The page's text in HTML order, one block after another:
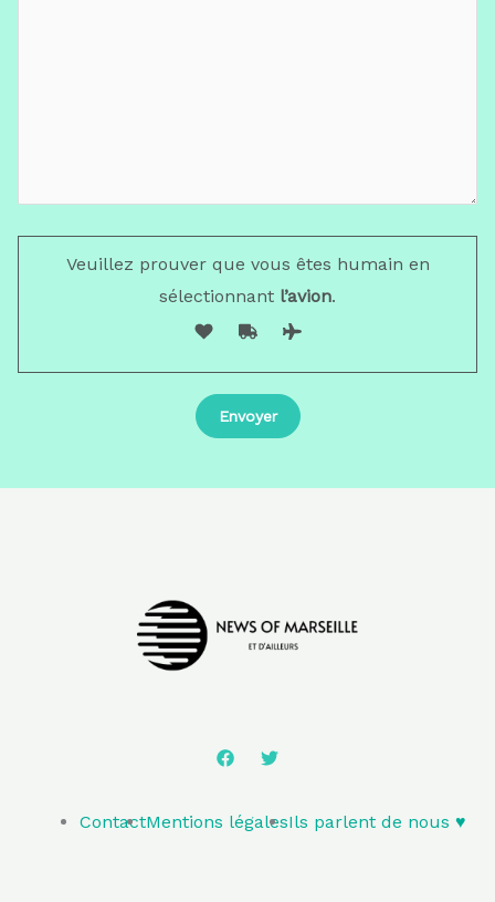
Veuillez prouver que vous êtes humain en
sélectionnant l’avion.
ContactMentions légalesIls parlent de nous ♥️